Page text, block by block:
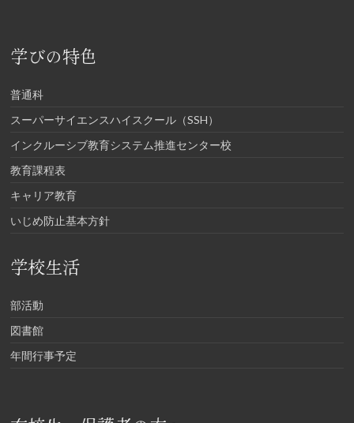
学びの特色
普通科
スーパーサイエンスハイスクール（SSH）
インクルーシブ教育システム推進センター校
教育課程表
キャリア教育
いじめ防止基本方針
学校生活
部活動
図書館
年間行事予定